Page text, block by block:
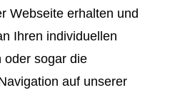
Webseite erhalten und
Ihren individuellen
oder sogar die
auf unserer